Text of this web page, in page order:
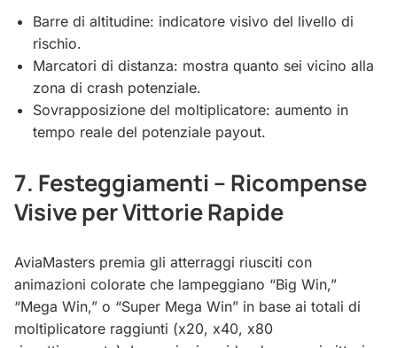
Barre di altitudine: indicatore visivo del livello di
rischio.
Marcatori di distanza: mostra quanto sei vicino alla
zona di crash potenziale.
Sovrapposizione del moltiplicatore: aumento in
tempo reale del potenziale payout.
7. Festeggiamenti – Ricompense
Visive per Vittorie Rapide
AviaMasters premia gli atterraggi riusciti con
animazioni colorate che lampeggiano “Big Win,”
“Mega Win,” o “Super Mega Win” in base ai totali di
moltiplicatore raggiunti (x20, x40, x80